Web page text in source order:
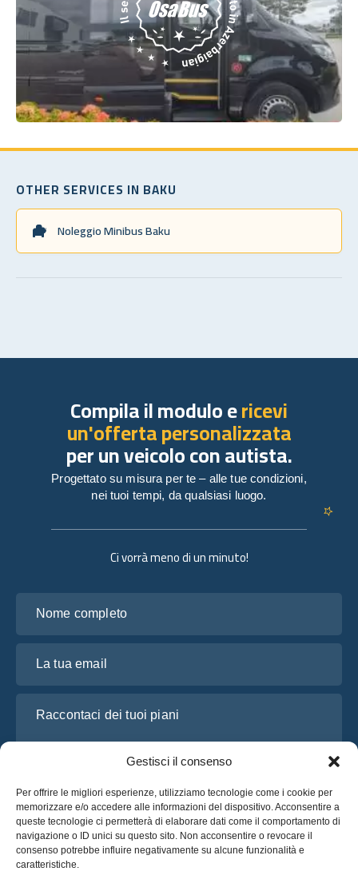
Gestisci il consenso
Per offrire le migliori esperienze, utilizziamo tecnologie come i cookie per
memorizzare e/o accedere alle informazioni del dispositivo. Acconsentire a
queste tecnologie ci permetterà di elaborare dati come il comportamento di
navigazione o ID unici su questo sito. Non acconsentire o revocare il
consenso potrebbe influire negativamente su alcune funzionalità e
caratteristiche.
OTHER SERVICES IN BAKU
Noleggio Minibus Baku
Ci vorrà meno di un minuto!
Ho letto e accetto l’
Compila il modulo ericevi
un'offerta personalizzata
per un veicolo con autista.
Progettato su misura per te – alle tue condizioni,
nei tuoi tempi, da qualsiasi luogo.